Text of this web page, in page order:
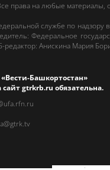
права на любые материалы,
службе по
Федеральное
редактор: Анискина Мария
Башкортостан»
сайтgtrkrb.ru обязательна.